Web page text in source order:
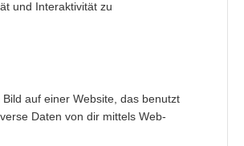
und Interaktivität zu
auf einer Website, das benutzt
Daten von dir mittels Web-